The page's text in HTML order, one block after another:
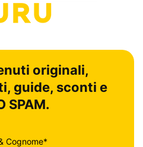
originali,
guide, sconti e
SPAM.
Cognome*